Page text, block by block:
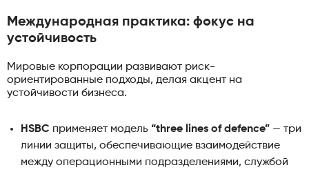
Международная практика: фокус на
устойчивость
Мировые корпорации развивают риск-
ориентированные подходы, делая акцент на
устойчивости бизнеса.
HSBC применяет модель “three lines of defence” — три
линии защиты, обеспечивающие взаимодействие
между операционными подразделениями, службой